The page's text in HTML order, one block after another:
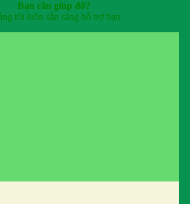
Bạn cần giúp đỡ?
tôi luôn sẵn sàng hỗ trợ bạn.